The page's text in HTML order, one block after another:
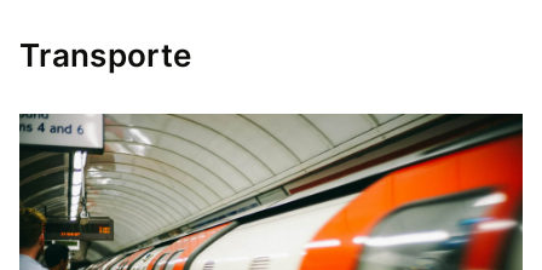
Transporte